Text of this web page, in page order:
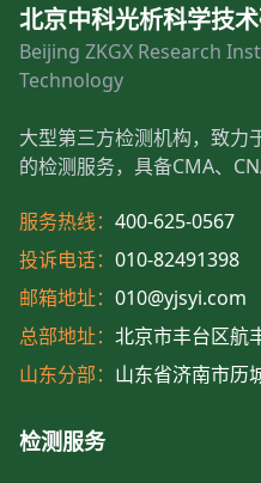
北京中科光析科学技
Beijing ZKGX Research
Technology
大型第三方检测机构，致力
的检测服务，具备CMA、
服务热线： 400-625-0567
投诉电话： 010-82491398
邮箱地址： 010@yjsyi.com
总部地址： 北京市丰台区航
山东分部： 山东省济南市历
检测服务